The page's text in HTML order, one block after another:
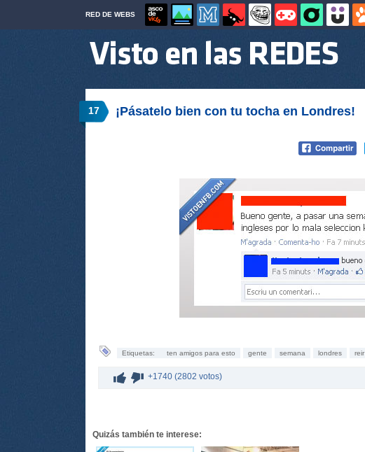
RED DE WEBS
17 ¡Pásatelo bien con tu tocha en Londres!
Etiquetas: ten amigos para esto gente semana londres reir
+1740 (2802 votos)
Quizás también te interese: